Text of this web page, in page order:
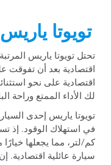
تويوتا ياريس 1.5
تحتل تويوتا ياريس
اقتصادية بعد أن تفوقت
اقتصادية على نحو
لك الأداء الممتع وراحة
تويوتا ياريس إحدى
كم/لتر، مما يجعلها
سيارة عائلية اقتصادية.